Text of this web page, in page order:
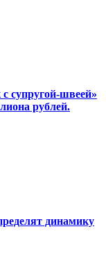
супругой-швеей»
рублей.
динамику